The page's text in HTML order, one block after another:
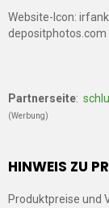
Website-Icon:
depositphotos.com
Partnerseite:
(Werbung)
HINWEIS ZU
Produktpreise und